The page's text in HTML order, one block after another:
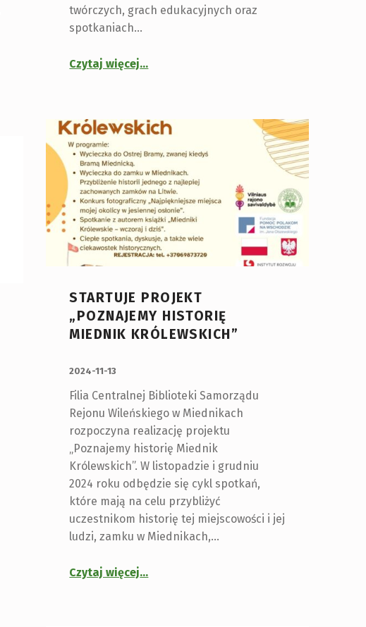
twórczych, grach edukacyjnych oraz
spotkaniach…
Czytaj więcej…
STARTUJE PROJEKT
„POZNAJEMY HISTORIĘ
MIEDNIK KRÓLEWSKICH”
2024-11-13
Filia Centralnej Biblioteki Samorządu
Rejonu Wileńskiego w Miednikach
rozpoczyna realizację projektu
„Poznajemy historię Miednik
Królewskich”. W listopadzie i grudniu
2024 roku odbędzie się cykl spotkań,
które mają na celu przybliżyć
uczestnikom historię tej miejscowości i jej
ludzi, zamku w Miednikach,…
Czytaj więcej…